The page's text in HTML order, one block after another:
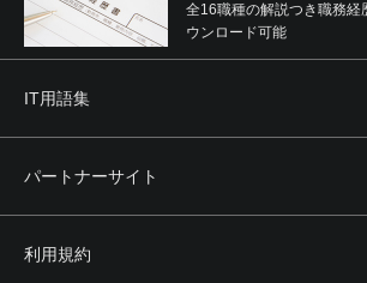
全16職種の解説つき職務経
ウンロード可能
IT用語集
パートナーサイト
利用規約